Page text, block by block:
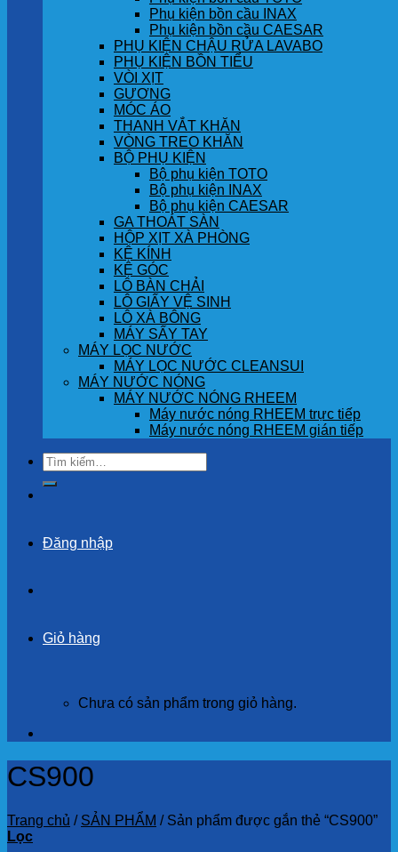
Phụ kiện bồn cầu INAX
Phụ kiện bồn cầu CAESAR
PHỤ KIỆN CHẬU RỬA LAVABO
PHỤ KIỆN BỒN TIỂU
VÒI XỊT
GƯƠNG
MÓC ÁO
THANH VẮT KHĂN
VÒNG TREO KHĂN
BỘ PHỤ KIỆN
Bộ phụ kiện TOTO
Bộ phụ kiện INAX
Bộ phụ kiện CAESAR
GA THOÁT SÀN
HỘP XỊT XÀ PHÒNG
KỆ KÍNH
KỆ GÓC
LÔ BÀN CHẢI
LÔ GIẤY VỆ SINH
LÔ XÀ BÔNG
MÁY SẤY TAY
MÁY LỌC NƯỚC
MÁY LỌC NƯỚC CLEANSUI
MÁY NƯỚC NÓNG
MÁY NƯỚC NÓNG RHEEM
Máy nước nóng RHEEM trực tiếp
Máy nước nóng RHEEM gián tiếp
Tìm
kiếm:
Đăng nhập
Giỏ hàng
Chưa có sản phẩm trong giỏ hàng.
CS900
Trang chủ / SẢN PHẨM /Sản phẩm được gắn thẻ “CS900”
Lọc